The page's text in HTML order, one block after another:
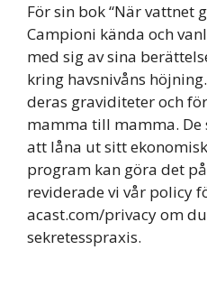
För sin bok “När vattnet
Campioni kända och
med sig av sina
kring havsnivåns
deras graviditeter och
mamma till mamma. De
att låna ut sitt
program kan göra det
reviderade vi vår policy
acast.com/privacy om
sekretesspraxis.